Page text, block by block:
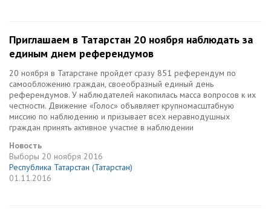
Приглашаем в Татарстан 20 ноября наблюдать за
единым днем референдумов
20 ноября в Татарстане пройдет сразу 851 референдум по
самообложению граждан, своеобразный единый день
референдумов. У наблюдателей накопилась масса вопросов к их
честности. Движение «Голос» объявляет крупномасштабную
миссию по наблюдению и призывает всех неравнодушных
граждан принять активное участие в наблюдении
Новость
Выборы 20 ноября 2016
Республика Татарстан (Татарстан)
01.11.2016